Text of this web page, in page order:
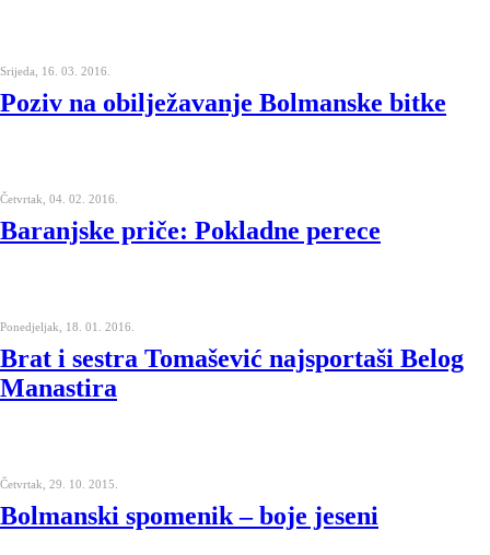
Srijeda, 16. 03. 2016.
Poziv na obilježavanje Bolmanske bitke
Četvrtak, 04. 02. 2016.
Baranjske priče: Pokladne perece
Ponedjeljak, 18. 01. 2016.
Brat i sestra Tomašević najsportaši Belog
Manastira
Četvrtak, 29. 10. 2015.
Bolmanski spomenik – boje jeseni